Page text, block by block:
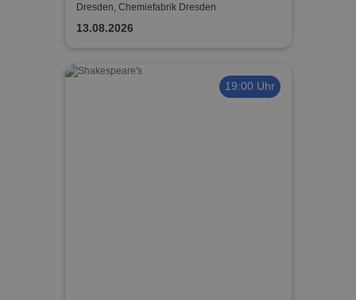
Dresden, Chemiefabrik Dresden
13.08.2026
19:00 Uhr